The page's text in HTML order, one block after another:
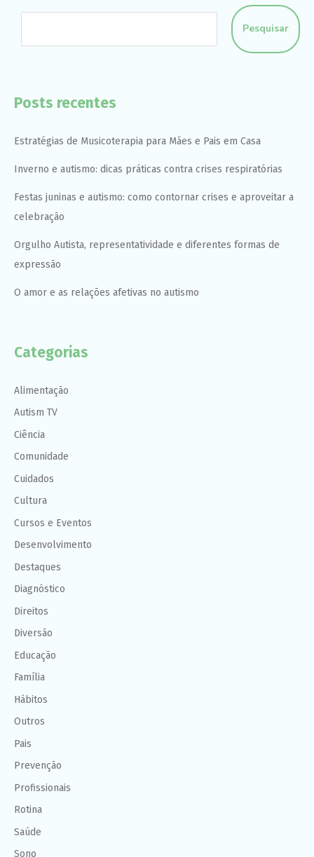
Pesquisar
Posts recentes
Estratégias de Musicoterapia para Mães e Pais em Casa
Inverno e autismo: dicas práticas contra crises respiratórias
Festas juninas e autismo: como contornar crises e aproveitar a
celebração
Orgulho Autista, representatividade e diferentes formas de
expressão
O amor e as relações afetivas no autismo
Categorias
Alimentação
Autism TV
Ciência
Comunidade
Cuidados
Cultura
Cursos e Eventos
Desenvolvimento
Destaques
Diagnóstico
Direitos
Diversão
Educação
Família
Hábitos
Outros
Pais
Prevenção
Profissionais
Rotina
Saúde
Sono